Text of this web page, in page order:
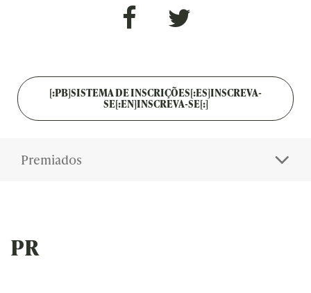
[:PB]SISTEMA DE INSCRIÇÕES[:ES]INSCREVA-
SE[:EN]INSCREVA-SE[:]
Premiados
PR